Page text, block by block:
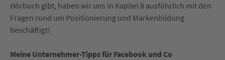
Hörbuch gibt, haben wir uns in Kapitel 8 ausführlich mit den
Fragen rund um Positionierung und Markenbildung
beschäftigt!
Meine Unternehmer-Tipps für Facebook und Co